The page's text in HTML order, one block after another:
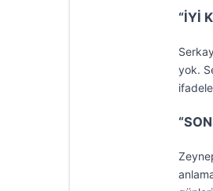
“İYİ
yok.